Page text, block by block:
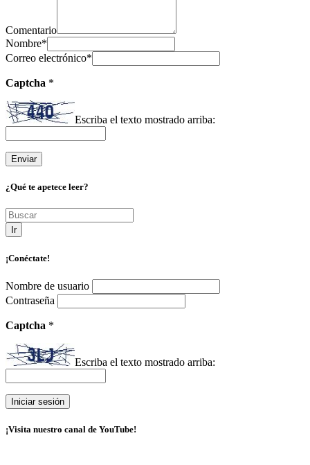
Comentario
Nombre*
Correo electrónico*
Captcha *
Escriba el texto mostrado arriba:
¿Qué te apetece leer?
Ir
¡Conéctate!
Nombre de usuario
Contraseña
Captcha *
Escriba el texto mostrado arriba:
¡Visita nuestro canal de YouTube!